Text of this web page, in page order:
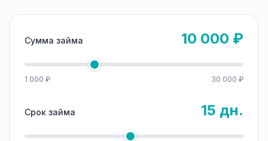
Сумма займа 10 000 ₽
1 000 ₽ 30 000 ₽
Срок займа 15 дн.